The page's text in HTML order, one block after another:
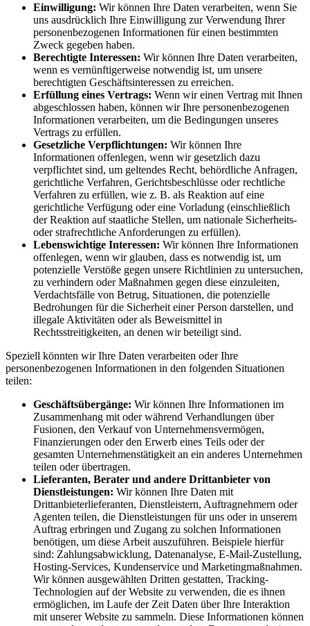
Einwilligung: Wir können Ihre Daten verarbeiten, wenn Sie
uns ausdrücklich Ihre Einwilligung zur Verwendung Ihrer
personenbezogenen Informationen für einen bestimmten
Zweck gegeben haben.
Berechtigte Interessen: Wir können Ihre Daten verarbeiten,
wenn es vernünftigerweise notwendig ist, um unsere
berechtigten Geschäftsinteressen zu erreichen.
Erfüllung eines Vertrags: Wenn wir einen Vertrag mit Ihnen
abgeschlossen haben, können wir Ihre personenbezogenen
Informationen verarbeiten, um die Bedingungen unseres
Vertrags zu erfüllen.
Gesetzliche Verpflichtungen: Wir können Ihre
Informationen offenlegen, wenn wir gesetzlich dazu
verpflichtet sind, um geltendes Recht, behördliche Anfragen,
gerichtliche Verfahren, Gerichtsbeschlüsse oder rechtliche
Verfahren zu erfüllen, wie z. B. als Reaktion auf eine
gerichtliche Verfügung oder eine Vorladung (einschließlich
der Reaktion auf staatliche Stellen, um nationale Sicherheits-
oder strafrechtliche Anforderungen zu erfüllen).
Lebenswichtige Interessen: Wir können Ihre Informationen
offenlegen, wenn wir glauben, dass es notwendig ist, um
potenzielle Verstöße gegen unsere Richtlinien zu untersuchen,
zu verhindern oder Maßnahmen gegen diese einzuleiten,
Verdachtsfälle von Betrug, Situationen, die potenzielle
Bedrohungen für die Sicherheit einer Person darstellen, und
illegale Aktivitäten oder als Beweismittel in
Rechtsstreitigkeiten, an denen wir beteiligt sind.
Speziell könnten wir Ihre Daten verarbeiten oder Ihre
personenbezogenen Informationen in den folgenden Situationen
teilen:
Geschäftsübergänge: Wir können Ihre Informationen im
Zusammenhang mit oder während Verhandlungen über
Fusionen, den Verkauf von Unternehmensvermögen,
Finanzierungen oder den Erwerb eines Teils oder der
gesamten Unternehmenstätigkeit an ein anderes Unternehmen
teilen oder übertragen.
Lieferanten, Berater und andere Drittanbieter von
Dienstleistungen: Wir können Ihre Daten mit
Drittanbieterlieferanten, Dienstleistern, Auftragnehmern oder
Agenten teilen, die Dienstleistungen für uns oder in unserem
Auftrag erbringen und Zugang zu solchen Informationen
benötigen, um diese Arbeit auszuführen. Beispiele hierfür
sind: Zahlungsabwicklung, Datenanalyse, E-Mail-Zustellung,
Hosting-Services, Kundenservice und Marketingmaßnahmen.
Wir können ausgewählten Dritten gestatten, Tracking-
Technologien auf der Website zu verwenden, die es ihnen
ermöglichen, im Laufe der Zeit Daten über Ihre Interaktion
mit unserer Website zu sammeln. Diese Informationen können